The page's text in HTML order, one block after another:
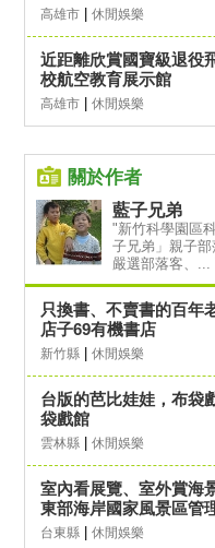
高雄市 休閒娛樂
近距離欣賞國寶級退役
校航空教育展示館
高雄市 休閒娛樂
關於作者
藍子兄弟
"新竹科學園區
子兄弟」親子
嚴選部落客、...
只換書、不賣書的百年
店子69有機書店
新竹縣 休閒娛樂
台版的芭比娃娃，布袋
袋戲館
雲林縣 休閒娛樂
室內看展覽、室外賞海
東部海岸國家風景區管
台東縣 休閒娛樂